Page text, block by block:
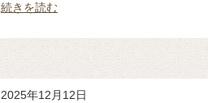
続きを読む
2025年12月12日